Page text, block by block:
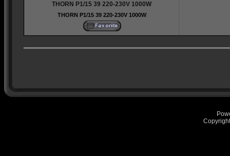
THORN P1/15 39 220-230V 1000W
THORN P1/15 39 220-230V 1000W